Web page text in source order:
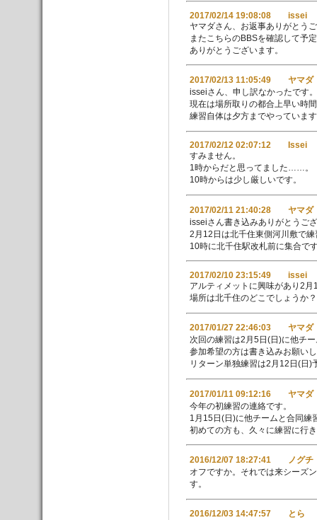
2017/02/14 19:08:08 issei
ヤマダさん、お返事ありがとう
またこちらのBBSを確認して予
ありがとうございます。
2017/02/13 11:05:49 ヤマダ
isseiさん、申し訳なかったです。
現在は場所取りの都合上早い時
練習自体は夕方までやっていま
2017/02/12 02:07:12 Issei
すみません。
1時からだと思ってました……。
10時からは少し厳しいです。
2017/02/11 21:40:28 ヤマダ
isseiさん書き込みありがとうご
2月12日は北千住東側河川敷で
10時に北千住駅改札前に集合で
2017/02/10 23:15:49 issei
アルティメットに興味があり2
場所は北千住のどこでしょうか？
2017/01/27 22:46:03 ヤマダ
次回の練習は2月5日(日)に他チ
参加希望の方は書き込みお願い
リターン単独練習は2月12日(日)
2017/01/11 09:12:16 ヤマダ
今年の初練習の連絡です。
1月15日(日)に他チームと合同練
初めての方も、久々に練習に行
2016/12/07 18:27:41 ノグチ
オフですか。それでは来シーズ
す。
2016/12/03 14:47:57 とら